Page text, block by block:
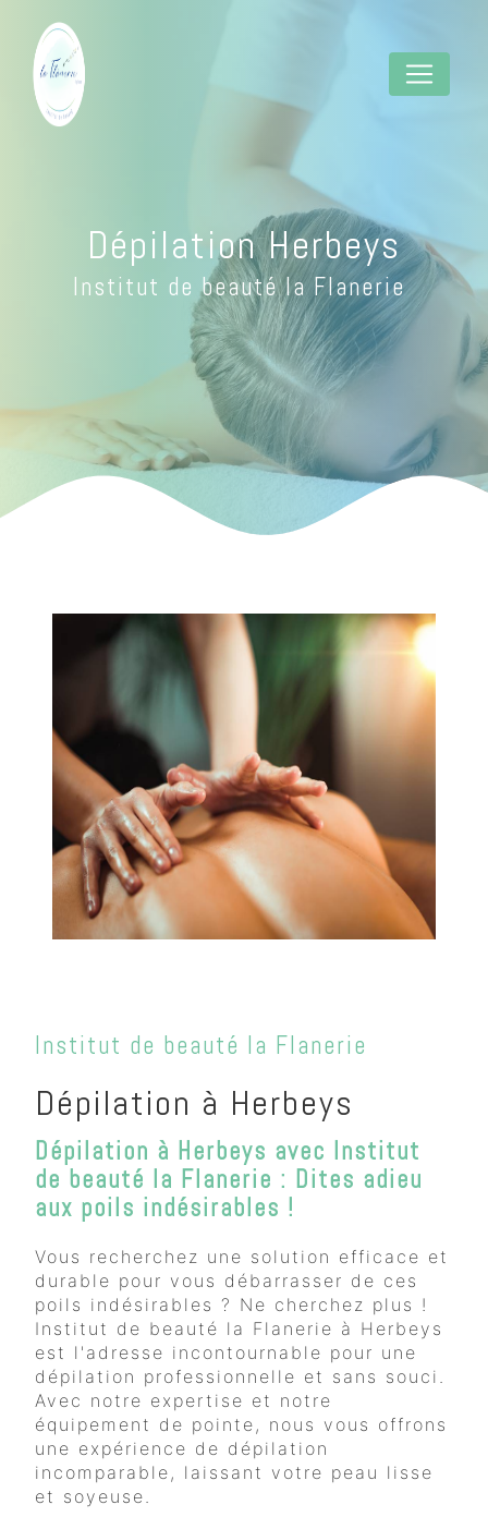
Dépilation Herbeys
Institut de beauté la Flanerie
Institut de beauté la Flanerie
Dépilation à Herbeys
Dépilation à Herbeys avec Institut
de beauté la Flanerie : Dites adieu
aux poils indésirables !
Vous recherchez une solution efficace et
durable pour vous débarrasser de ces
poils indésirables ? Ne cherchez plus !
Institut de beauté la Flanerie à Herbeys
est l'adresse incontournable pour une
dépilation professionnelle et sans souci.
Avec notre expertise et notre
équipement de pointe, nous vous offrons
une expérience de dépilation
incomparable, laissant votre peau lisse
et soyeuse.